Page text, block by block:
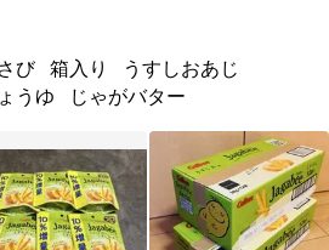
び 箱入り
うすしおあじ
うゆ じゃがバター